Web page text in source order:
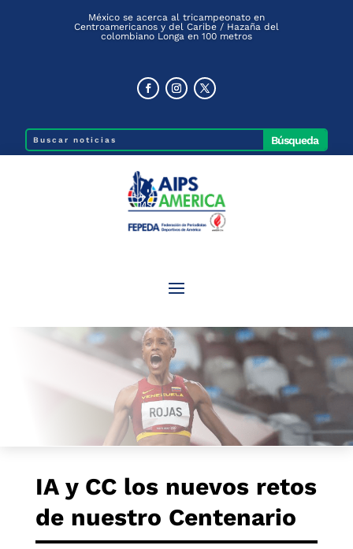
México se acerca al tricampeonato en
Centroamericanos y del Caribe / Hazaña del
colombiano Longa en 100 metros
IA y CC los nuevos retos
de nuestro Centenario